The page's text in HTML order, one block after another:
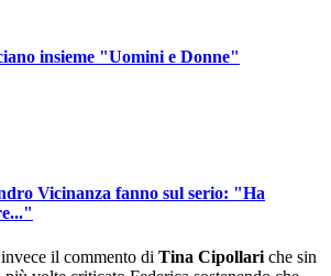
insieme "Uomini e Donne"
Vicinanza fanno sul serio: "Ha
il commento di Tina Cipollari che sin